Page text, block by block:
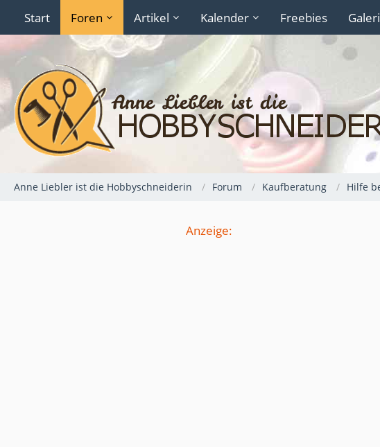
Start Foren Artikel Kalender Freebies
Anne Liebler ist die Hobbyschneiderin Forum Kaufberatung Hilfe
Anzeige: